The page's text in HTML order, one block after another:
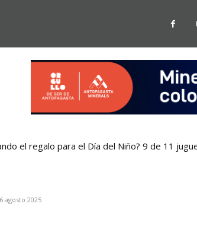
el regalo para el Día del Niño? 9 de 11
agosto 2025